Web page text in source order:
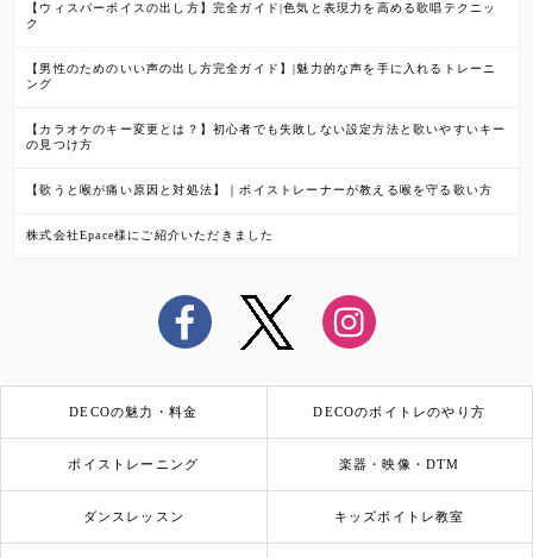
【ウィスパーボイスの出し方】完全ガイド|色気と表現力を高める歌唱テクニッ
ク
【男性のためのいい声の出し方完全ガイド】|魅力的な声を手に入れるトレーニ
ング
【カラオケのキー変更とは？】初心者でも失敗しない設定方法と歌いやすいキー
の見つけ方
【歌うと喉が痛い原因と対処法】｜ボイストレーナーが教える喉を守る歌い方
株式会社Epace様にご紹介いただきました
DECOの魅力・料金 DECOのボイトレのやり方
ボイストレーニング 楽器・映像・DTM
ダンスレッスン キッズボイトレ教室